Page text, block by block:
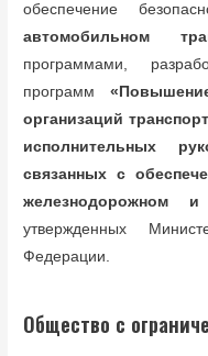
обеспечение
автомобильном
программами,
программ
организаций
исполнительных
связанных с
железнодорожном и
утвержденных
Федерации.
Общество с